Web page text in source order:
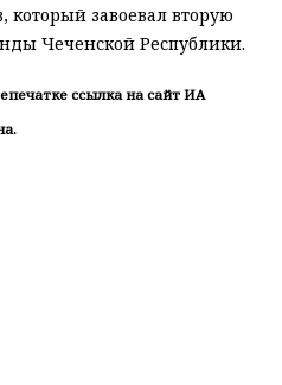
который завоевал вторую
Чеченской Республики.
ссылка на сайт ИА